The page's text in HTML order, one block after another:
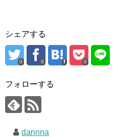
シェアする
0 0 0
フォローする
dannna